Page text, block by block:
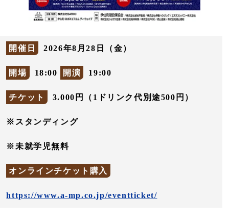
開催日 2026年8月28日（金）
開場 18:00 開演 19:00
チケット 3.000円（1ドリンク代別途500円）
※スタンディング
※未就学児無料
オンラインチケット購入
https://www.a-mp.co.jp/eventticket/